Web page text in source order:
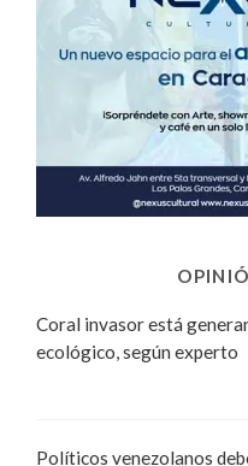
Coral invasor está
ecológico, según experto
Políticos venezolanos